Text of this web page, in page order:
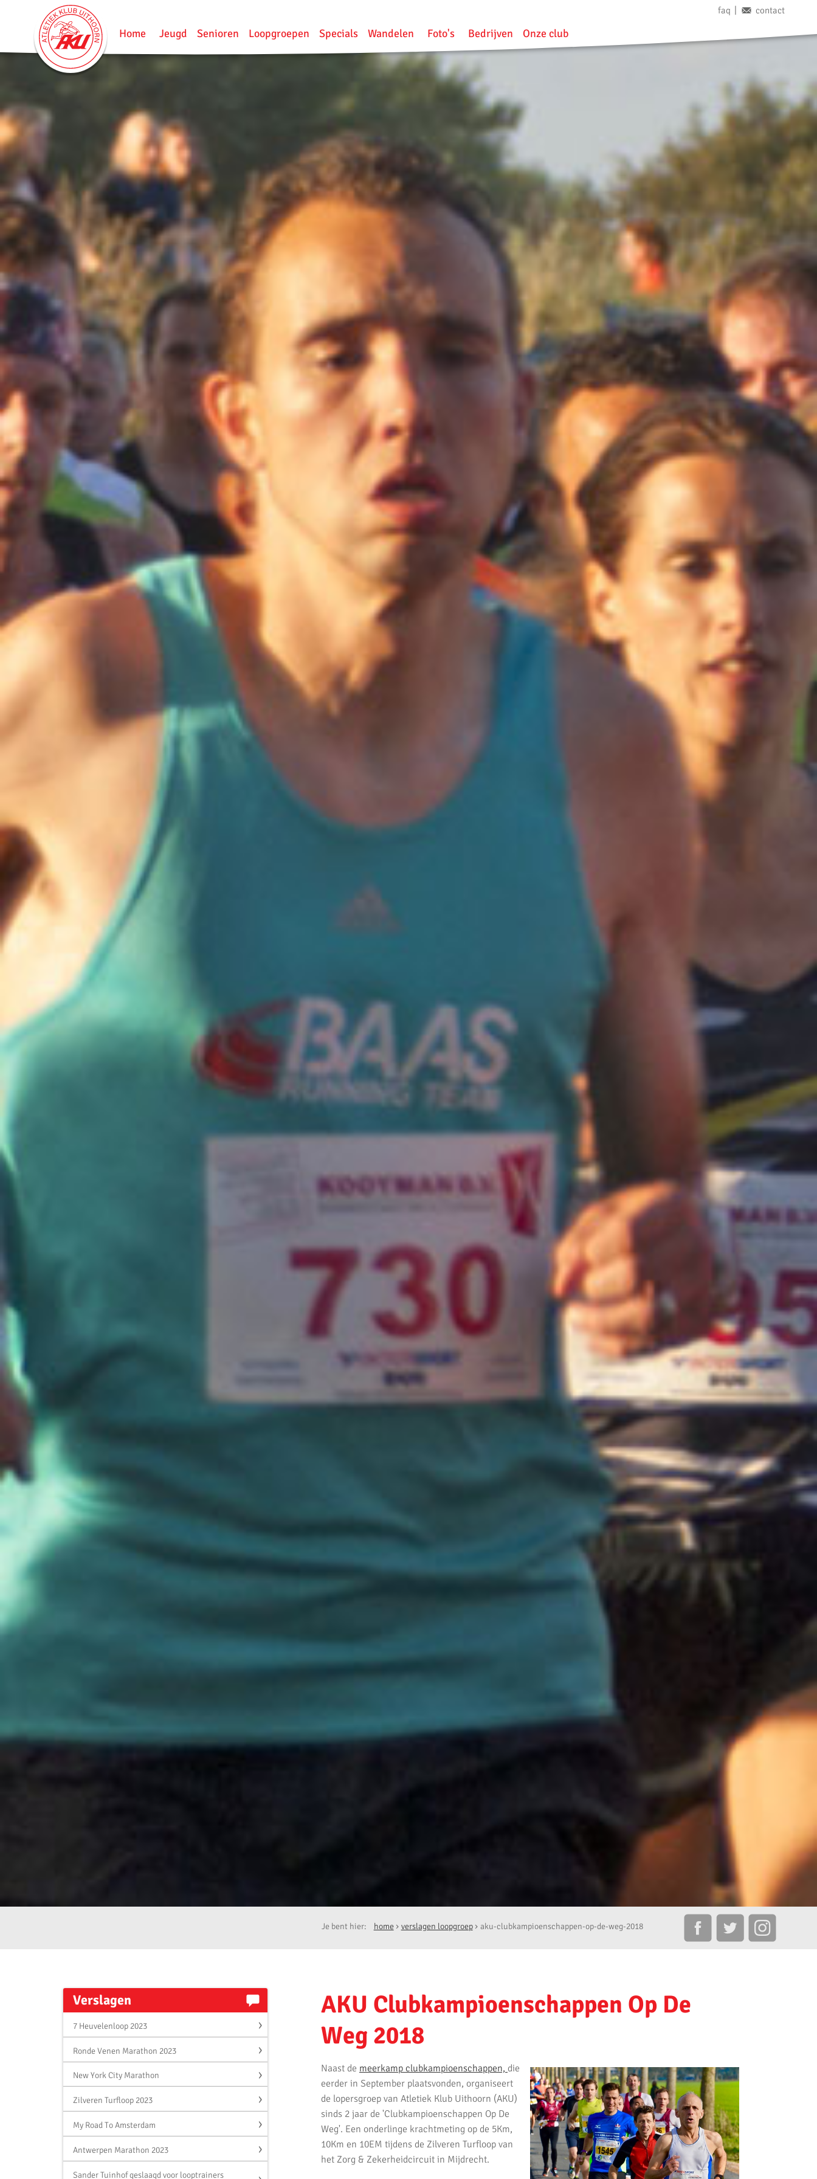
faq contact
Home Jeugd Senioren Loopgroepen Specials Wandelen Foto's Bedrijven Onze club
Je bent hier: home verslagen loopgroep aku-clubkampioenschappen-op-de-weg-2018
Verslagen
7 Heuvelenloop 2023
Ronde Venen Marathon 2023
New York City Marathon
Zilveren Turfloop 2023
My Road To Amsterdam
Antwerpen Marathon 2023
Sander Tuinhof geslaagd voor looptrainers
AKU Clubkampioenschappen Op De
Weg 2018
Naast de meerkamp clubkampioenschappen, die
eerder in September plaatsvonden, organiseert
de lopersgroep van Atletiek Klub Uithoorn (AKU)
sinds 2 jaar de 'Clubkampioenschappen Op De
Weg'. Een onderlinge krachtmeting op de 5Km,
10Km en 10EM tijdens de Zilveren Turfloop van
het Zorg & Zekerheidcircuit in Mijdrecht.